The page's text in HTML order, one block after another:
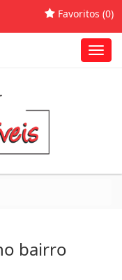
Favoritos (0)
bairro